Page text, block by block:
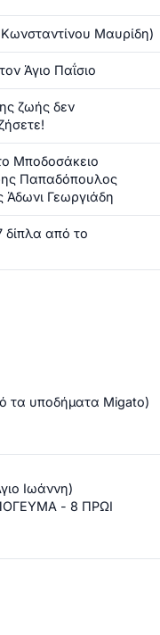
Μαυρίδη)
Άγιο Παΐσιο
ζωής δεν
Μποδοσάκειο
Παπαδόπουλος
Άδωνι Γεωργιάδη
δίπλα από το
τα υποδήματα Migato)
Ιωάννη)
- 8 ΠΡΩΙ